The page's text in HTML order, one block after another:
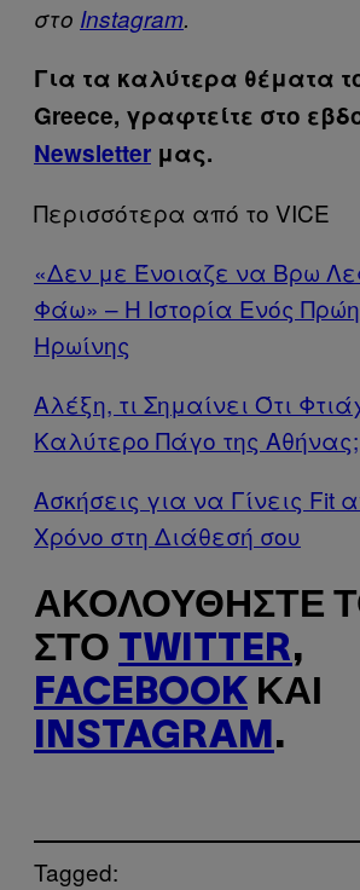
στο Ιnstagram.
Για τα καλύτερα θέματα
Greece, γραφτείτε στο
Newsletter μας.
Περισσότερα από το VICE
«Δεν με Ένοιαζε να Βρω
Φάω» – Η Ιστορία Ενός
Ηρωίνης
Αλέξη, τι Σημαίνει Ότι
Καλύτερο Πάγο της Αθήνας;
Ασκήσεις για να Γίνεις Fit
Χρόνο στη Διάθεσή σου
ΑΚΟΛΟΥΘΉΣΤΕ
ΣΤΟ TWITTER,
FACEBOOK ΚΑΙ
INSTAGRAM .
Tagged: